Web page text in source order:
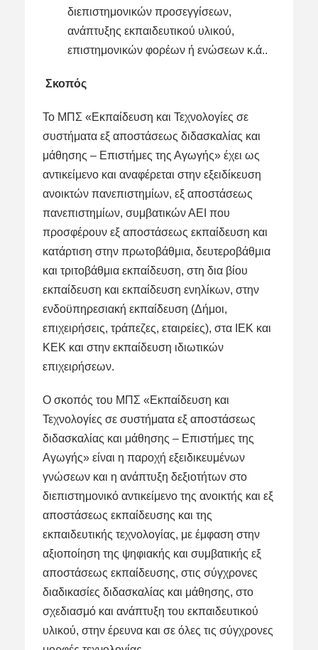
διεπιστημονικών προσεγγίσεων,
ανάπτυξης εκπαιδευτικού υλικού,
επιστημονικών φορέων ή ενώσεων κ.ά..
Σκοπός
Το ΜΠΣ «Εκπαίδευση και Τεχνολογίες σε
συστήματα εξ αποστάσεως διδασκαλίας και
μάθησης – Επιστήμες της Αγωγής» έχει ως
αντικείμενο και αναφέρεται στην εξειδίκευση
ανοικτών πανεπιστημίων, εξ αποστάσεως
πανεπιστημίων, συμβατικών ΑΕΙ που
προσφέρουν εξ αποστάσεως εκπαίδευση και
κατάρτιση στην πρωτοβάθμια, δευτεροβάθμια
και τριτοβάθμια εκπαίδευση, στη δια βίου
εκπαίδευση και εκπαίδευση ενηλίκων, στην
ενδοϋπηρεσιακή εκπαίδευση (Δήμοι,
επιχειρήσεις, τράπεζες, εταιρείες), στα ΙΕΚ και
ΚΕΚ και στην εκπαίδευση ιδιωτικών
επιχειρήσεων.
Ο σκοπός του ΜΠΣ «Εκπαίδευση και
Τεχνολογίες σε συστήματα εξ αποστάσεως
διδασκαλίας και μάθησης – Επιστήμες της
Αγωγής» είναι η παροχή εξειδικευμένων
γνώσεων και η ανάπτυξη δεξιοτήτων στο
διεπιστημονικό αντικείμενο της ανοικτής και εξ
αποστάσεως εκπαίδευσης και της
εκπαιδευτικής τεχνολογίας, με έμφαση στην
αξιοποίηση της ψηφιακής και συμβατικής εξ
αποστάσεως εκπαίδευσης, στις σύγχρονες
διαδικασίες διδασκαλίας και μάθησης, στο
σχεδιασμό και ανάπτυξη του εκπαιδευτικού
υλικού, στην έρευνα και σε όλες τις σύγχρονες